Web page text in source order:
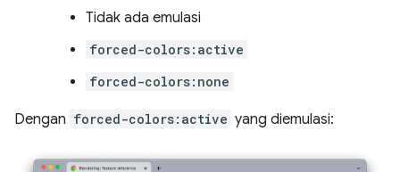
Tidak ada emulasi
forced-colors:active
forced-colors:none
Dengan forced-colors:active yang diemulasi: